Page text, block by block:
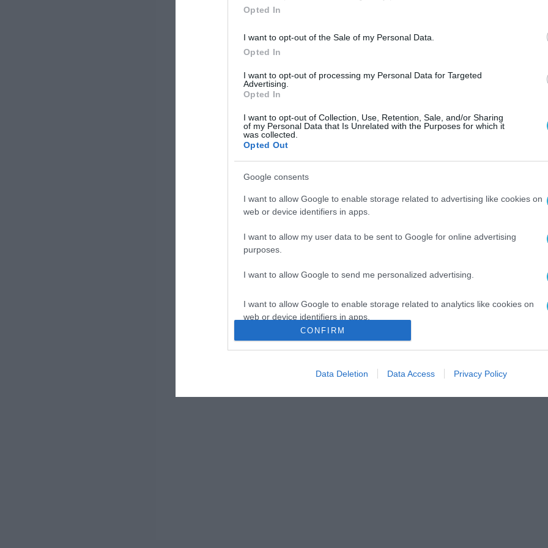
Opted In
I want to opt-out of the Sale of my Personal Data.
Opted In
I want to opt-out of processing my Personal Data for Targeted
Advertising.
Opted In
I want to opt-out of Collection, Use, Retention, Sale, and/or Sharing
of my Personal Data that Is Unrelated with the Purposes for which it
was collected.
Opted Out
Google consents
I want to allow Google to enable storage related to advertising like cookies on
web or device identifiers in apps.
I want to allow my user data to be sent to Google for online advertising
purposes.
I want to allow Google to send me personalized advertising.
I want to allow Google to enable storage related to analytics like cookies on
web or device identifiers in apps.
I want to allow Google to enable storage related to functionality of the website
I want to allow Google to enable storage related to personalization.
CONFIRM
Data Deletion Data Access Privacy Policy